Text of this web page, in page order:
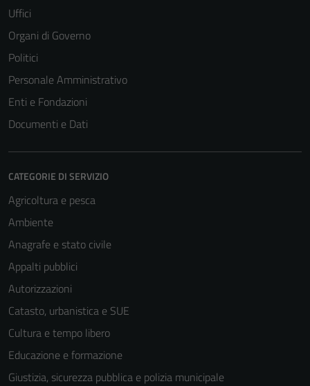
Uffici
Organi di Governo
Politici
Personale Amministrativo
Enti e Fondazioni
Documenti e Dati
CATEGORIE DI SERVIZIO
Agricoltura e pesca
Ambiente
Anagrafe e stato civile
Appalti pubblici
Autorizzazioni
Catasto, urbanistica e SUE
Cultura e tempo libero
Educazione e formazione
Giustizia, sicurezza pubblica e polizia municipale